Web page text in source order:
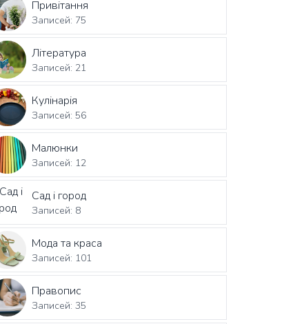
Привітання
Записей: 75
Література
Записей: 21
Кулінарія
Записей: 56
Малюнки
Записей: 12
Сад і город
Записей: 8
Мода та краса
Записей: 101
Правопис
Записей: 35